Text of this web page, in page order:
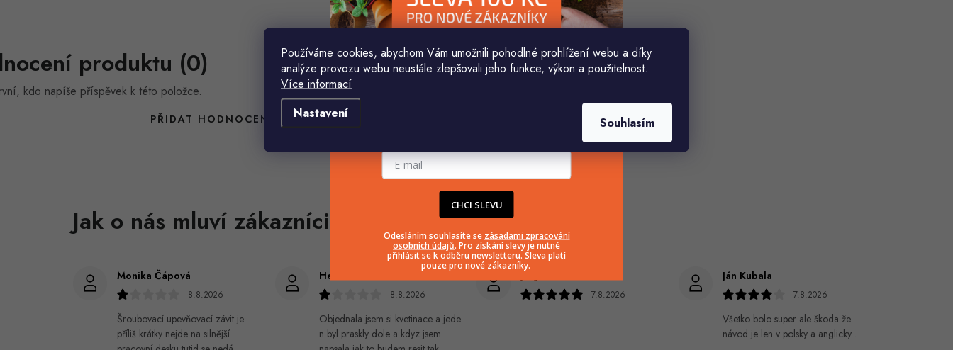
Používáme cookies, abychom Vám umožnili pohodlné prohlížení webu a díky
analýze provozu webu neustále zlepšovali jeho funkce, výkon a použitelnost.
Více informací
Nastavení
Souhlasím
produktu (0)
kdo napíše příspěvek k této položce.
PŘIDAT HODNOCENÍ
Monika Čápová
8.8.2026
Šroubovací upevňovací závit je
příliš krátky nejde na silnější
Helena králová
8.8.2026
Objednala jsem si kvetinace a jede
n byl praskly dole a kdyz jsem
Jiří Jícha
7.8.2026
Ján Kubala
7.8.2026
Všetko bolo super ale škoda že
návod je len v polsky a anglicky .
CHCI SLEVU
Odesláním souhlasíte se zásadami zpracování
osobních údajů. Pro získání slevy je nutné
přihlásit se k odběru newsletteru. Sleva platí
pouze pro nové zákazníky.